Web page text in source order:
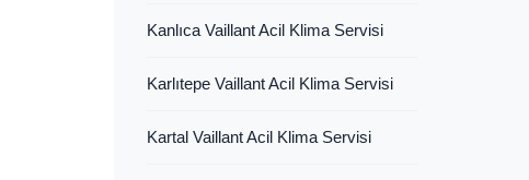
Kanlıca Vaillant Acil Klima Servisi
Karlıtepe Vaillant Acil Klima Servisi
Kartal Vaillant Acil Klima Servisi